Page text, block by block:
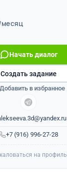
+7 (916) 996-27-28
Начать диалог
Создать задание
Добавить в избранное
на профиль